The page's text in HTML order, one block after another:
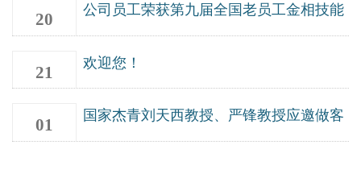
20
公司员工荣获第九届全国老员工金相技能
21 欢迎您！
01
国家杰青刘天西教授、严锋教授应邀做客